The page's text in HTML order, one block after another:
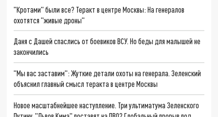
"Кротами" были все? Теракт в центре Москвы: На генералов
охотятся "живые дроны"
Даня с Дашей спаслись от боевиков ВСУ. Но беды для малышей не
закончились
"Мы вас заставим": Жуткие детали охоты на генерала. Зеленский
объяснил главный смысл теракта в центре Москвы
Новое масштабнейшее наступление. Три ультиматума Зеленского